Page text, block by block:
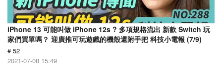
iPhone 13 可能叫做 iPhone 12s ? 多項規格流出 新款 Switch 玩
家們買單嗎？ 迎廣推可玩遊戲的機殼還附手把 科技小電報 (7/9)
# 52
2021-07-08 15:49